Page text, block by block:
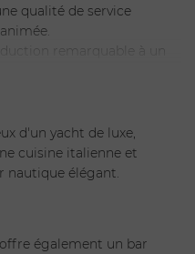
qualité de service
remarquable à un
dans les fauteuils en
miroirs et murs en
aux sols en marbre.
par téléphone
Lignes 1, 5 et 6
d'un yacht de luxe,
cuisine italienne et
nautique élégant.
également un bar